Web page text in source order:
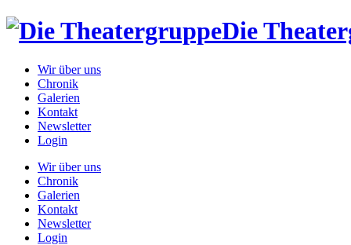
Die
Wir über uns
Chronik
Galerien
Kontakt
Newsletter
Login
Wir über uns
Chronik
Galerien
Kontakt
Newsletter
Login